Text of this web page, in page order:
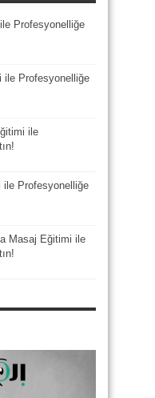
Profesyonelliğe
ile Profesyonelliğe
ile
ile Profesyonelliğe
Masaj Eğitimi ile